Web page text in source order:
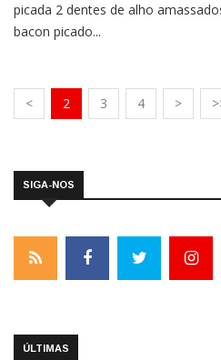
picada 2 dentes de alho
bacon picado...
< 2 3 4 >
SIGA-NOS
ÚLTIMAS